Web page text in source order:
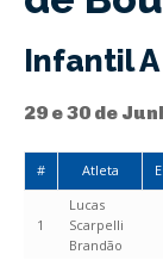
Infantil
29 e 30 de
# Atleta
1
Lucas
Scarpelli
Brandão